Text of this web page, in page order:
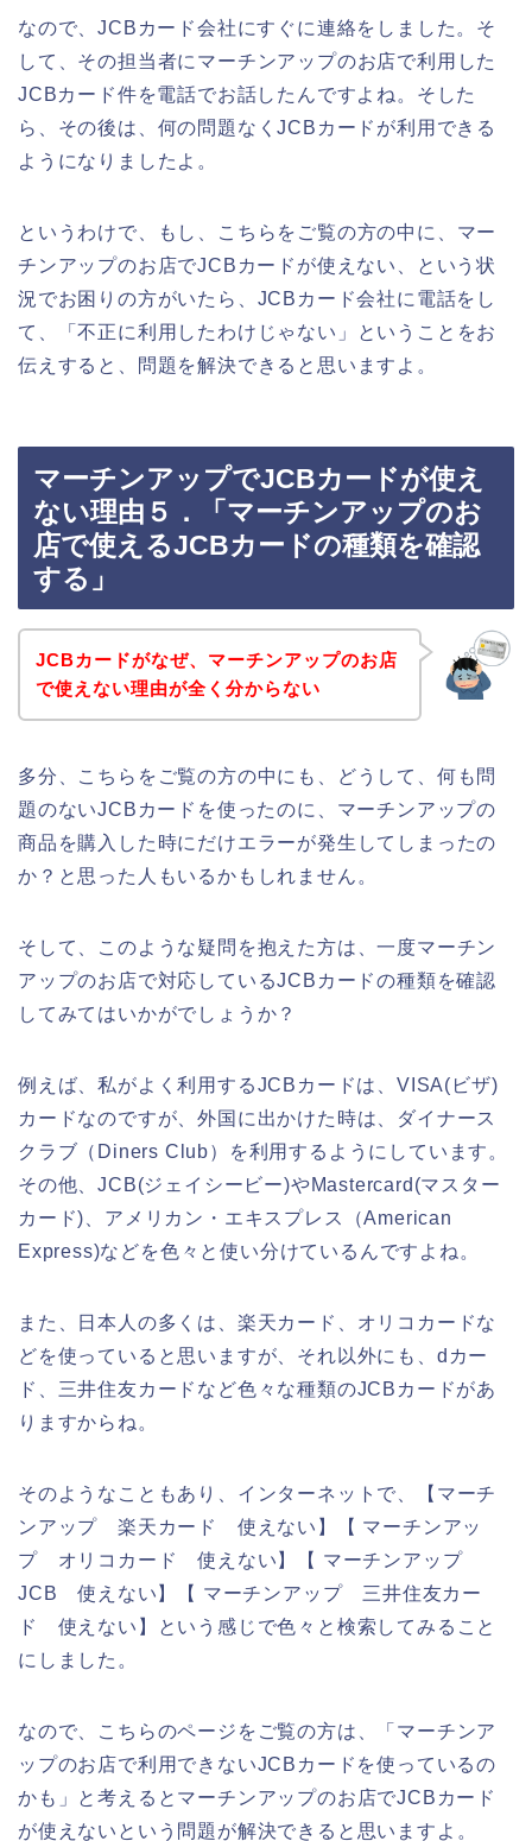
なので、JCBカード会社にすぐに連絡をしました。そ
して、その担当者にマーチンアップのお店で利用した
JCBカード件を電話でお話したんですよね。そした
ら、その後は、何の問題なくJCBカードが利用できる
ようになりましたよ。
というわけで、もし、こちらをご覧の方の中に、マー
チンアップのお店でJCBカードが使えない、という状
況でお困りの方がいたら、JCBカード会社に電話をし
て、「不正に利用したわけじゃない」ということをお
伝えすると、問題を解決できると思いますよ。
マーチンアップでJCBカードが使え
ない理由５．「マーチンアップのお
店で使えるJCBカードの種類を確認
する」
JCBカードがなぜ、マーチンアップのお店
で使えない理由が全く分からない
多分、こちらをご覧の方の中にも、どうして、何も問
題のないJCBカードを使ったのに、マーチンアップの
商品を購入した時にだけエラーが発生してしまったの
か？と思った人もいるかもしれません。
そして、このような疑問を抱えた方は、一度マーチン
アップのお店で対応しているJCBカードの種類を確認
してみてはいかがでしょうか？
例えば、私がよく利用するJCBカードは、VISA(ビザ)
カードなのですが、外国に出かけた時は、ダイナース
クラブ（Diners Club）を利用するようにしています。
その他、JCB(ジェイシービー)やMastercard(マスター
カード)、アメリカン・エキスプレス（American
Express)などを色々と使い分けているんですよね。
また、日本人の多くは、楽天カード、オリコカードな
どを使っていると思いますが、それ以外にも、dカー
ド、三井住友カードなど色々な種類のJCBカードがあ
りますからね。
そのようなこともあり、インターネットで、【マーチ
ンアップ 楽天カード 使えない】【 マーチンアッ
プ オリコカード 使えない】【 マーチンアップ
JCB 使えない】【 マーチンアップ 三井住友カー
ド 使えない】という感じで色々と検索してみること
にしました。
なので、こちらのページをご覧の方は、「マーチンア
ップのお店で利用できないJCBカードを使っているの
かも」と考えるとマーチンアップのお店でJCBカード
が使えないという問題が解決できると思いますよ。